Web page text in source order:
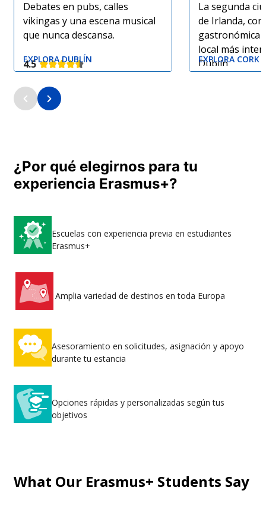
Debates en pubs, calles
vikingas y una escena musical
que nunca descansa.
4.5
EXPLORA DUBLÍN
La segunda
de Irlanda,
gastronómica
local más
Dublín.
EXPLORA CORK
¿Por qué elegirnos para tu
experiencia Erasmus+?
Escuelas con experiencia previa en estudiantes
Erasmus+
Amplia variedad de destinos en toda Europa
Asesoramiento en solicitudes, asignación y apoyo
durante tu estancia
Opciones rápidas y personalizadas según tus
objetivos
What Our Erasmus+ Students Say